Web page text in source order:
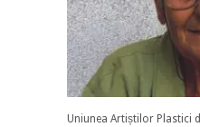
Uniunea Artiștilor Plastici